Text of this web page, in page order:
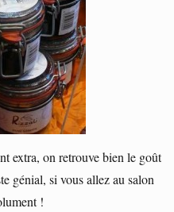
extra, on retrouve bien le goût
génial, si vous allez au salon
!